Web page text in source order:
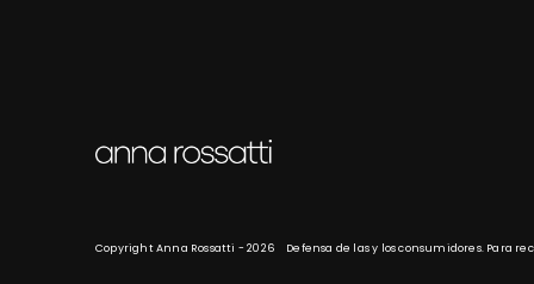
Copyright Anna Rossatti - 2026 Defensa de las y los consumidores. Para